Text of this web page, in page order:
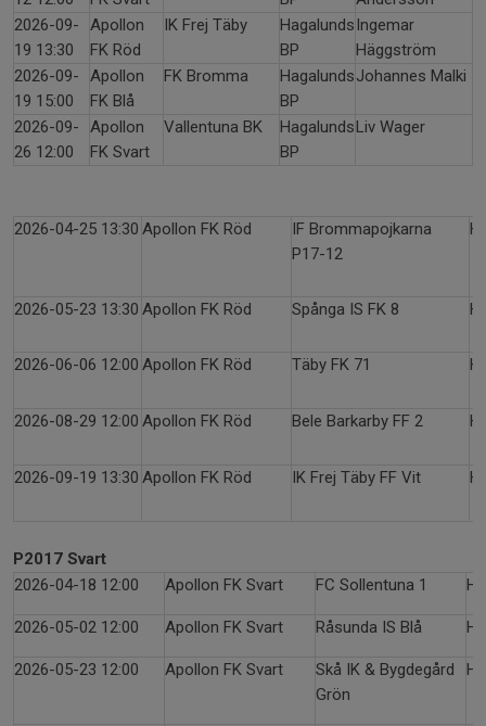
2026-09-
19 13:30
Apollon
FK Röd
IK Frej Täby
Hagalunds
BP
Ingemar
Häggström
2026-09-
19 15:00
Apollon
FK Blå
FK Bromma
Hagalunds
BP
Johannes Malki
2026-09-
26 12:00
Apollon
FK Svart
Vallentuna BK
Hagalunds
BP
Liv Wager
2026-04-25 13:30 Apollon FK Röd
IF Brommapojkarna
P17-12
2026-05-23 13:30 Apollon FK Röd Spånga IS FK 8
2026-06-06 12:00 Apollon FK Röd Täby FK 71
2026-08-29 12:00 Apollon FK Röd Bele Barkarby FF 2
2026-09-19 13:30 Apollon FK Röd IK Frej Täby FF Vit
P2017 Svart
2026-04-18 12:00
Apollon FK Svart FC Sollentuna 1
2026-05-02 12:00 Apollon FK Svart Råsunda IS Blå
2026-05-23 12:00 Apollon FK Svart
Skå IK & Bygdegård
Grön